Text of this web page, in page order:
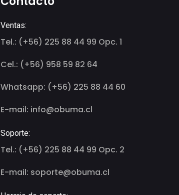
Ventas:
Tel.: (+56) 225 88 44 99 Opc. 1
Cel.: (+56) 958 59 82 64
Whatsapp: (+56) 225 88 44 60
E-mail: info@obuma.cl
Soporte:
Tel.: (+56) 225 88 44 99 Opc. 2
E-mail: soporte@obuma.cl